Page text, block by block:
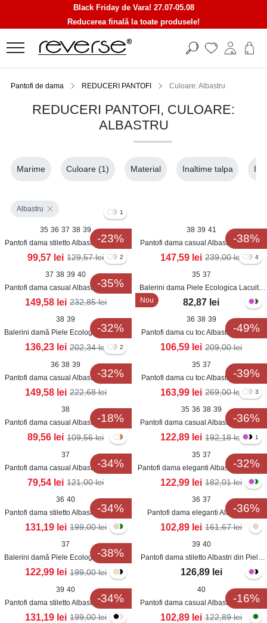
Black Friday de Vara! 27.07-05.08
Reducerea finală la toate produsele!
Pantofi de dama REDUCERI PANTOFI Culoare: Albastru
REDUCERI PANTOFI, CULOARE:
ALBASTRU
Marime Culoare (1) Material Inaltime talpa
Albastru
-23%
1
35 36 37 38 39
Pantofi dama stiletto Albastri din Piele
Ecologica Intoarsa Reva
99,57 lei 129,57lei
-38%
38 39 41
Pantofi dama casual Albastri din Piele
Ecologica Lenora
147,59 lei 239,00lei
-35%
2
37 38 39 40
Pantofi dama casual Albastri din Piele
Ecologica Nickole
149,58 lei 232,85lei
4
35 37
Balerini dama Piele Ecologica Lacuita
Albastru Masyn
82,87 lei
-32%
38 39
Balerini damă Piele Ecologica Albastri
Rosemary
136,23 lei 202,34lei
Nou
-49%
36 38 39
Pantofi dama cu toc Albastri din Piele
Ecologica Intoarsa Ariha
106,59 lei 209,00lei
-32%
2
36 38 39
Pantofi dama casual Albastri din Piele
Ecologica Zenaya
149,58 lei 222,68lei
-39%
35 37
Pantofi dama cu toc Albastri din Piele
Ecologica Erisa
163,99 lei 269,00lei
-18%
38
Pantofi dama casual Albastri din Piele
Ecologica Darla
89,56 lei 109,56lei
-36%
3
35 36 38 39
Pantofi dama casual Albastri din Piele
Ecologica Mikasa
122,89 lei 192,18lei
-34%
37
Pantofi dama casual Albastri din Piele
Ecologica Osmara
79,54 lei 121,00lei
-32%
1
35 37
Pantofi dama eleganti Albastri din Piele
Ecologica Intoarsa Grazyna
122,99 lei 182,01lei
-34%
36 40
Pantofi dama stiletto Albastri din Piele
Ecologica Lacuita Reys
131,19 lei 199,00lei
-36%
36 37
Pantofi dama eleganti Albastri din
Silicon Irena
102,89 lei 161,67lei
-38%
37
Balerini damă Piele Ecologica Albastri
Helina
122,99 lei 199,00lei
39 40
Pantofi dama stiletto Albastri din Piele
Ecologica Intoarsa Ezera
126,89 lei
-34%
39 40
Pantofi dama stiletto Albastri din Satin
Marion
131,19 lei 199,00lei
-16%
40
Pantofi dama casual Albastri din Piele
Ecologica Intoarsa Vania
102,89 lei 122,89lei